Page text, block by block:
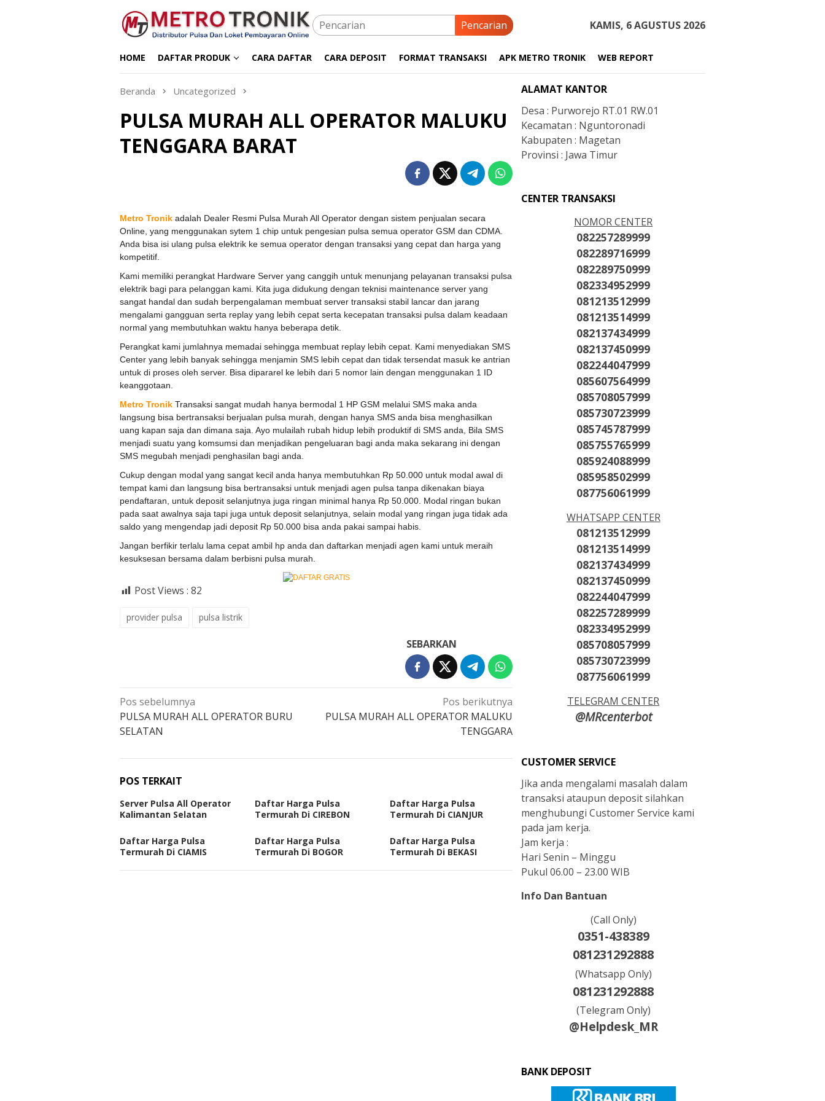
Pencarian KAMIS, 6 AGUSTUS 2026
HOME DAFTAR PRODUK CARA DAFTAR CARA DEPOSIT FORMAT TRANSAKSI APK METRO TRONIK WEB REPORT
Beranda Uncategorized
PULSA MURAH ALL OPERATOR MALUKU
TENGGARA BARAT
Metro Tronik adalah Dealer Resmi Pulsa Murah All Operator dengan sistem penjualan secara
Online, yang menggunakan sytem 1 chip untuk pengesian pulsa semua operator GSM dan CDMA.
Anda bisa isi ulang pulsa elektrik ke semua operator dengan transaksi yang cepat dan harga yang
kompetitif.
Kami memiliki perangkat Hardware Server yang canggih untuk menunjang pelayanan transaksi pulsa
elektrik bagi para pelanggan kami. Kita juga didukung dengan teknisi maintenance server yang
sangat handal dan sudah berpengalaman membuat server transaksi stabil lancar dan jarang
mengalami gangguan serta replay yang lebih cepat serta kecepatan transaksi pulsa dalam keadaan
normal yang membutuhkan waktu hanya beberapa detik.
Perangkat kami jumlahnya memadai sehingga membuat replay lebih cepat. Kami menyediakan SMS
Center yang lebih banyak sehingga menjamin SMS lebih cepat dan tidak tersendat masuk ke antrian
untuk di proses oleh server. Bisa dipararel ke lebih dari 5 nomor lain dengan menggunakan 1 ID
keanggotaan.
Metro Tronik Transaksi sangat mudah hanya bermodal 1 HP GSM melalui SMS maka anda
langsung bisa bertransaksi berjualan pulsa murah, dengan hanya SMS anda bisa menghasilkan
uang kapan saja dan dimana saja. Ayo mulailah rubah hidup lebih produktif di SMS anda, Bila SMS
menjadi suatu yang komsumsi dan menjadikan pengeluaran bagi anda maka sekarang ini dengan
SMS megubah menjadi penghasilan bagi anda.
Cukup dengan modal yang sangat kecil anda hanya membutuhkan Rp 50.000 untuk modal awal di
tempat kami dan langsung bisa bertransaksi untuk menjadi agen pulsa tanpa dikenakan biaya
pendaftaran, untuk deposit selanjutnya juga ringan minimal hanya Rp 50.000. Modal ringan bukan
pada saat awalnya saja tapi juga untuk deposit selanjutnya, selain modal yang ringan juga tidak ada
saldo yang mengendap jadi deposit Rp 50.000 bisa anda pakai sampai habis.
Jangan berfikir terlalu lama cepat ambil hp anda dan daftarkan menjadi agen kami untuk meraih
kesuksesan bersama dalam berbisni pulsa murah.
Post Views : 82
provider pulsa pulsa listrik
SEBARKAN
Navigasi
pos
Pos sebelumnya
PULSA MURAH ALL OPERATOR BURU
SELATAN
Pos berikutnya
PULSA MURAH ALL OPERATOR MALUKU
TENGGARA
POS TERKAIT
Server Pulsa All Operator
Kalimantan Selatan
Daftar Harga Pulsa
Termurah Di CIREBON
Daftar Harga Pulsa
Termurah Di CIANJUR
Daftar Harga Pulsa
Termurah Di CIAMIS
Daftar Harga Pulsa
Termurah Di BOGOR
Daftar Harga Pulsa
Termurah Di BEKASI
ALAMAT KANTOR
Desa : Purworejo RT.01 RW.01
Kecamatan : Nguntoronadi
Kabupaten : Magetan
Provinsi : Jawa Timur
CENTER TRANSAKSI
NOMOR CENTER
082257289999
082289716999
082289750999
082334952999
081213512999
081213514999
082137434999
082137450999
082244047999
085607564999
085708057999
085730723999
085745787999
085755765999
085924088999
085958502999
087756061999
WHATSAPP CENTER
081213512999
081213514999
082137434999
082137450999
082244047999
082257289999
082334952999
085708057999
085730723999
087756061999
TELEGRAM CENTER
@MRcenterbot
CUSTOMER SERVICE
Jika anda mengalami masalah dalam
transaksi ataupun deposit silahkan
menghubungi Customer Service kami
pada jam kerja.
Jam kerja :
Hari Senin – Minggu
Pukul 06.00 – 23.00 WIB
Info Dan Bantuan
(Call Only)
0351-438389
081231292888
(Whatsapp Only)
081231292888
(Telegram Only)
@Helpdesk_MR
BANK DEPOSIT